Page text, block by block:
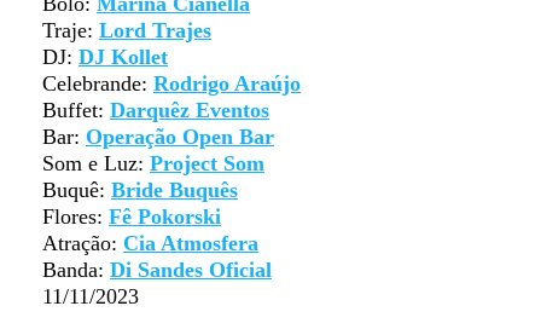
Traje: Lord Trajes
DJ: DJ Kollet
Celebrande: Rodrigo Araújo
Buffet: Darquêz Eventos
Bar: Operação Open Bar
Som e Luz: Project Som
Buquê: Bride Buquês
Flores: Fê Pokorski
Atração: Cia Atmosfera
Banda: Di Sandes Oficial
11/11/2023